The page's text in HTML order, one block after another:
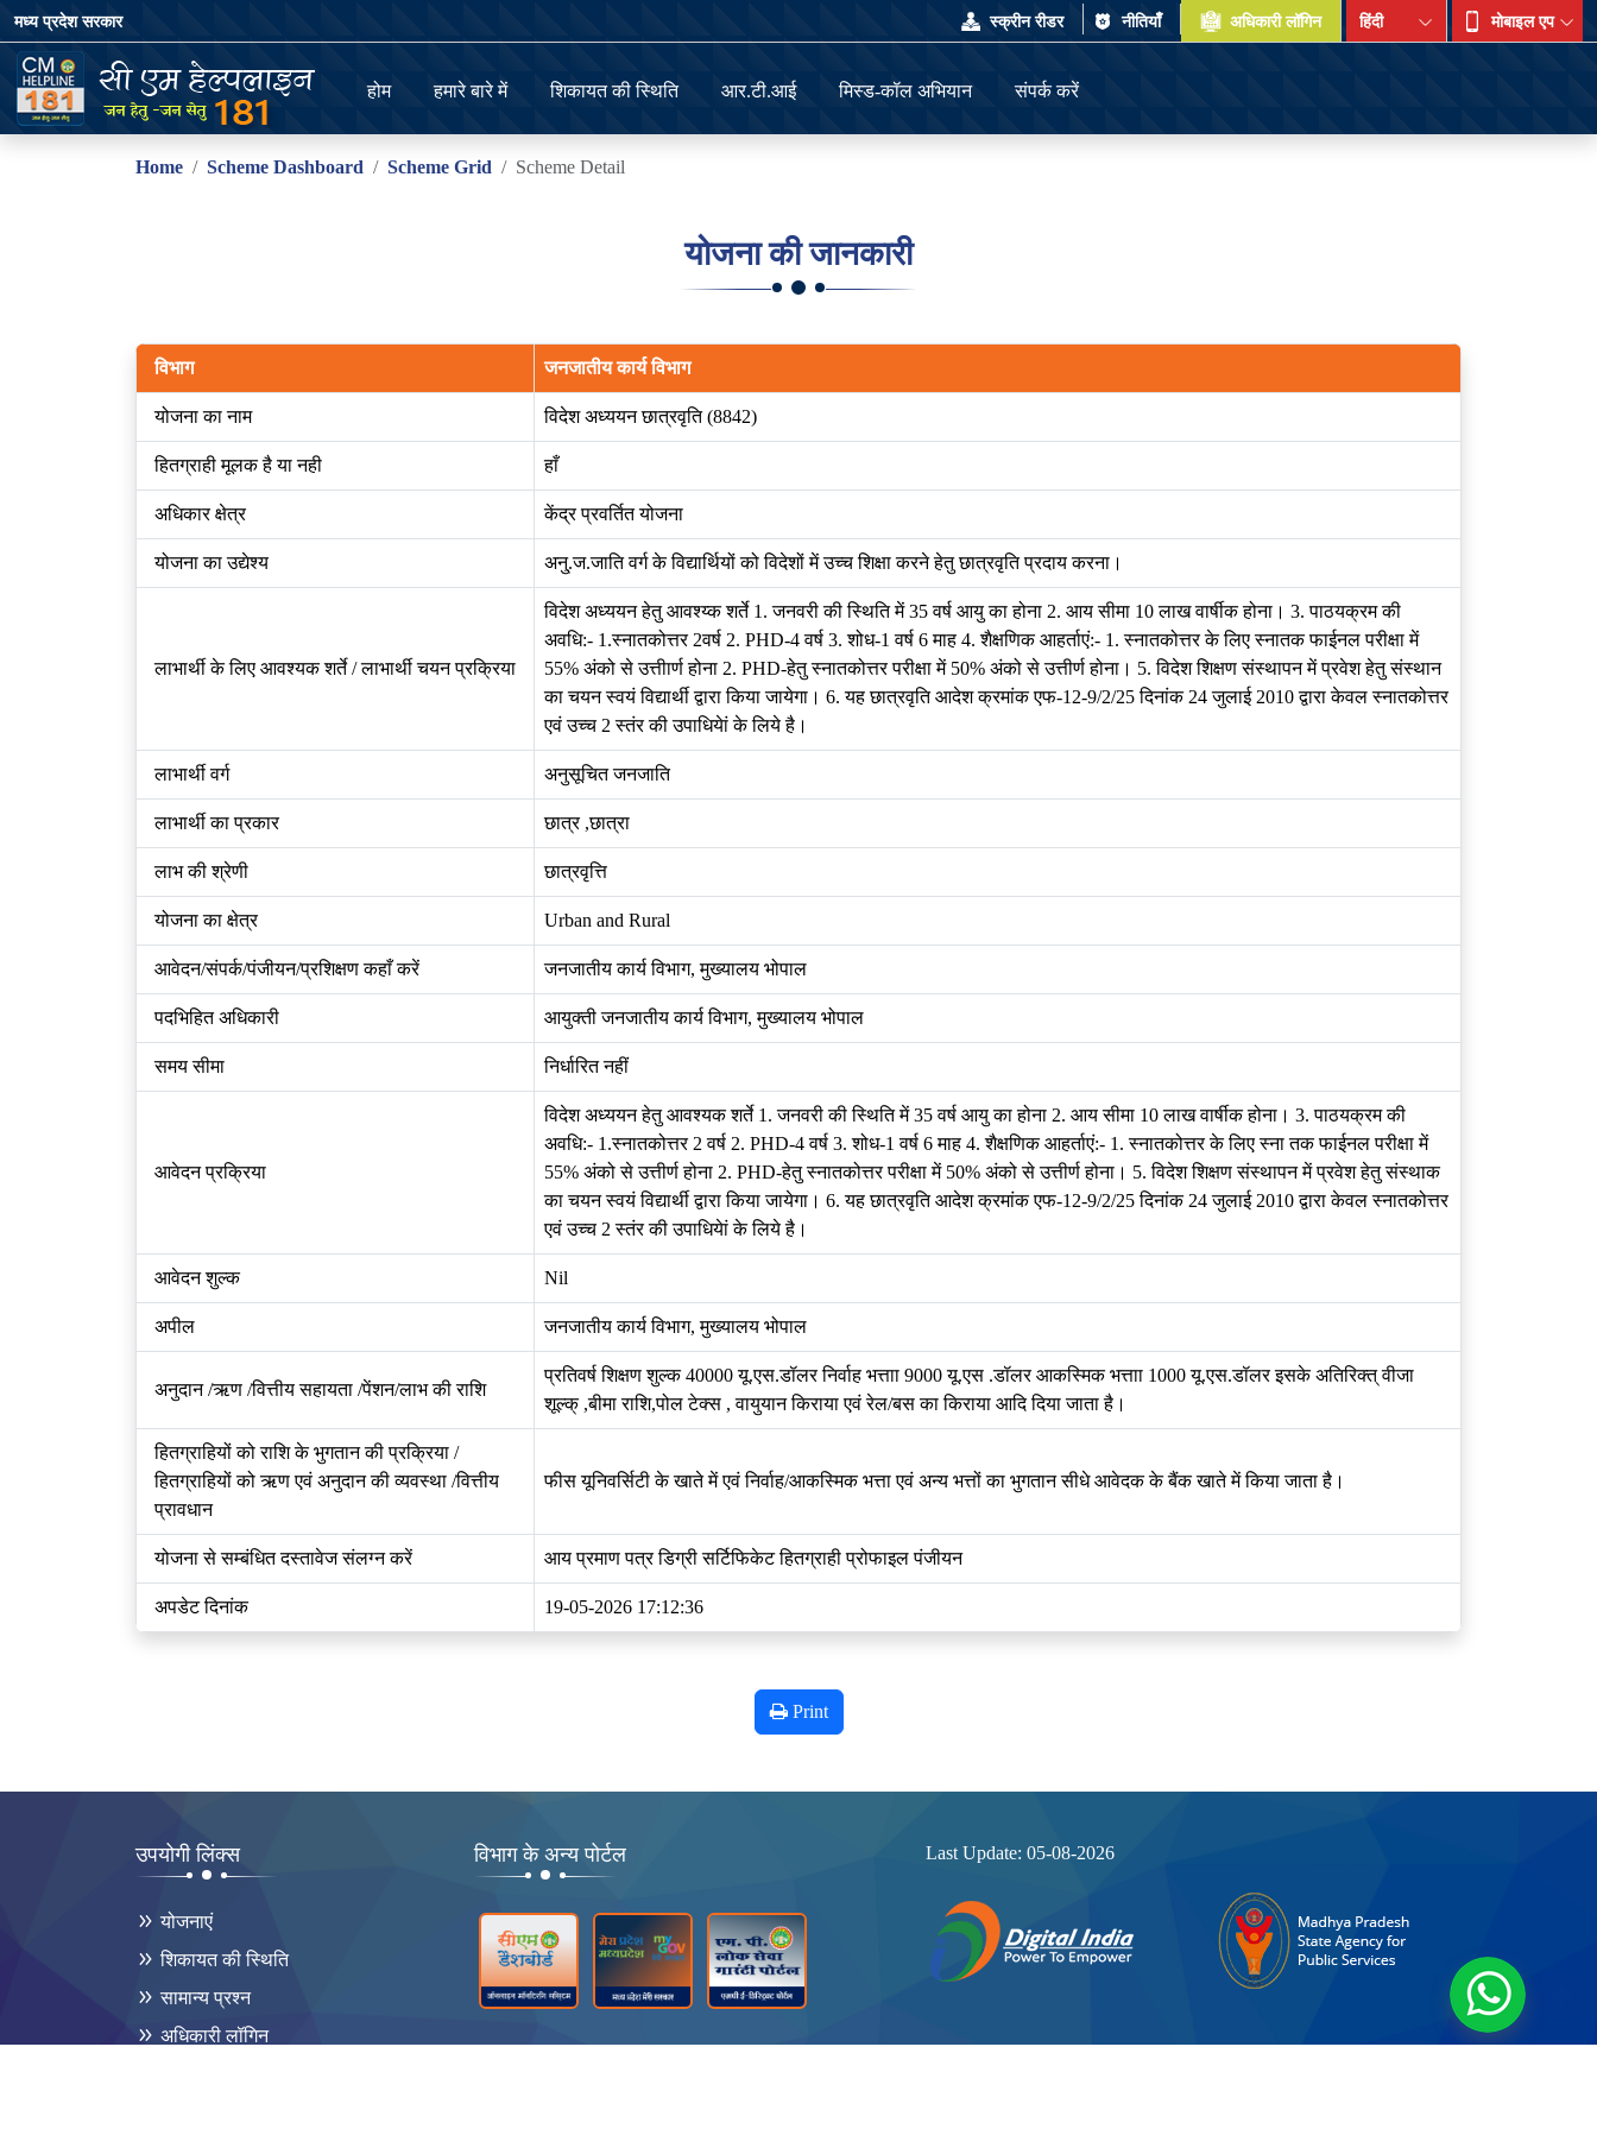
मध्य प्रदेश सरकार स्क्रीन रीडर नीतियाँँ अधिकारी लॉगिन मोबाइल एप
होम हमारे बारे में शिकायत की स्थिति आर.टी.आई मिस्ड-कॉल अभियान संपर्क करें
Home Scheme Dashboard Scheme Grid Scheme Detail
योजना की जानकारी
विभाग जनजातीय कार्य विभाग
योजना का नाम विदेश अध्ययन छात्रवृति (8842)
हितग्राही मूलक है या नही हाँ
अधिकार क्षेत्र केंद्र प्रवर्तित योजना
योजना का उद्येश्य अनु्.ज.जाति वर्ग के विद्यार्थियों को विदेशों में उच्च शिक्षा करने हेतु छात्रवृति प्रदाय करना।
लाभार्थी के लिए आवश्यक शर्ते / लाभार्थी चयन प्रक्रिया
विदेश अध्ययन हेतु आवश्य्क शर्ते 1. जनवरी की स्थिति में 35 वर्ष आयु का होना 2. आय सीमा 10 लाख वार्षीक होना। 3. पाठयक्रम की
अवधि:- 1.स्नातकोत्तर 2वर्ष 2. PHD-4 वर्ष 3. शोध-1 वर्ष 6 माह 4. शैक्षणिक आहर्ताएं:- 1. स्नातकोत्तर के लिए स्नातक फाईनल परीक्षा में
55% अंको से उत्तीार्ण होना 2. PHD-हेतु स्नातकोत्तर परीक्षा में 50% अंको से उत्तीर्ण होना। 5. विदेश शिक्षण संस्थापन में प्रवेश हेतु संस्थान
का चयन स्वयं विद्यार्थी द्वारा किया जायेगा। 6. यह छात्रवृति आदेश क्रमांक एफ-12-9/2/25 दिनांक 24 जुलाई 2010 द्वारा केवल स्नातकोत्तर
एवं उच्च 2 स्तंर की उपाधियेां के लिये है।
लाभार्थी वर्ग अनुसूचित जनजाति
लाभार्थी का प्रकार छात्र ,छात्रा
लाभ की श्रेणी छात्रवृत्ति
योजना का क्षेत्र Urban and Rural
आवेदन/संपर्क/पंजीयन/प्रशिक्षण कहाँ करें जनजातीय कार्य विभाग, मुख्यालय भोपाल
पदभिहित अधिकारी आयुक्ती जनजातीय कार्य विभाग, मुख्यालय भोपाल
समय सीमा निर्धारित नहीं
आवेदन प्रक्रिया
विदेश अध्ययन हेतु आवश्यक शर्ते 1. जनवरी की स्थिति में 35 वर्ष आयु का होना 2. आय सीमा 10 लाख वार्षीक होना। 3. पाठयक्रम की
अवधि:- 1.स्नातकोत्तर 2 वर्ष 2. PHD-4 वर्ष 3. शोध-1 वर्ष 6 माह 4. शैक्षणिक आहर्ताएं:- 1. स्नातकोत्तर के लिए स्ना तक फाईनल परीक्षा में
55% अंको से उत्तीर्ण होना 2. PHD-हेतु स्नातकोत्तर परीक्षा में 50% अंको से उत्तीर्ण होना। 5. विदेश शिक्षण संस्थापन में प्रवेश हेतु संस्थाक
का चयन स्वयं विद्यार्थी द्वारा किया जायेगा। 6. यह छात्रवृति आदेश क्रमांक एफ-12-9/2/25 दिनांक 24 जुलाई 2010 द्वारा केवल स्नातकोत्तर
एवं उच्च 2 स्तंर की उपाधियेां के लिये है।
आवेदन शुल्क Nil
अपील जनजातीय कार्य विभाग, मुख्यालय भोपाल
अनुदान /ऋण /वित्तीय सहायता /पेंशन/लाभ की राशि
प्रतिवर्ष शिक्षण शुल्क 40000 यू.एस.डॉलर निर्वाह भत्ताा 9000 यू.एस .डॉलर आकस्मिक भत्ताा 1000 यू.एस.डॉलर इसके अतिरिक्त् वीजा
शूल्क् ,बीमा राशि,पोल टेक्स , वायुयान किराया एवं रेल/बस का किराया आदि दिया जाता है।
हितग्राहियों को राशि के भुगतान की प्रक्रिया /
हितग्राहियों को ऋण एवं अनुदान की व्यवस्था /वित्तीय
प्रावधान
फीस यूनिवर्सिटी के खाते में एवं निर्वा‍ह/आकस्मिक भत्ता एवं अन्य भत्तों का भुगतान सीधे आवेदक के बैंक खाते में किया जाता है।
योजना से सम्बंधित दस्तावेज संलग्न करें आय प्रमाण पत्र डिग्री सर्टिफिकेट हितग्राही प्रोफाइल पंजीयन
अपडेट दिनांक 19-05-2026 17:12:36
Print
उपयोगी लिंक्स
योजनाएं
शिकायत की स्थिति
सामान्य प्रश्न
अधिकारी लॉगिन
विभाग के अन्य पोर्टल Last Update: 05-08-2026